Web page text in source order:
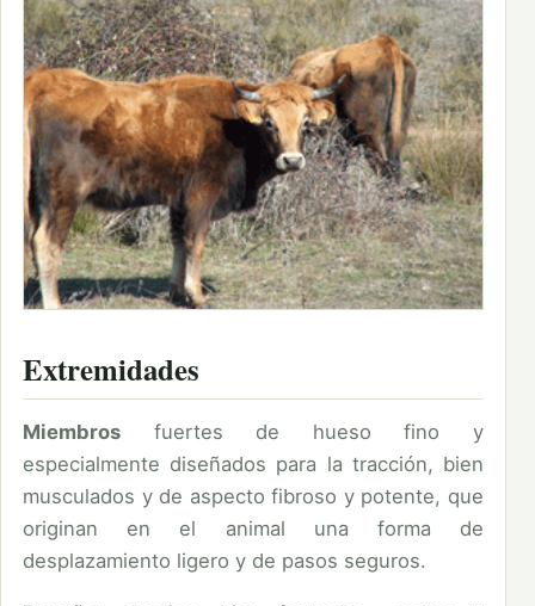
Extremidades
Miembros fuertes de hueso fino y
especialmente diseñados para la tracción, bien
musculados y de aspecto fibroso y potente, que
originan en el animal una forma de
desplazamiento ligero y de pasos seguros.